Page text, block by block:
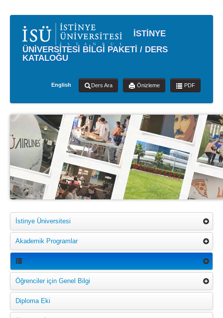
İSTİNYE
ÜNİVERSİTESİ BİLGİ PAKETİ / DERS
KATALOĞU
English Ders Ara Önizleme PDF
İstinye Üniversitesi
Akademik Programlar
Öğrenciler için Genel Bilgi
Diploma Eki